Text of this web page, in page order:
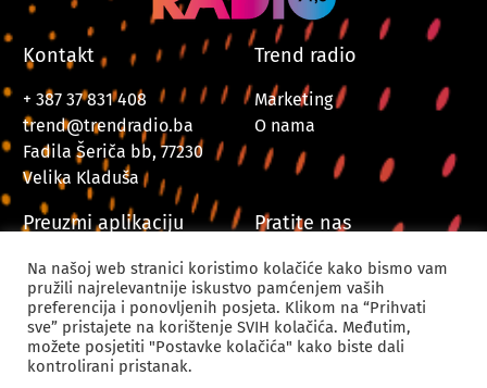
Kontakt
+ 387 37 831 408
trend@trendradio.ba
Fadila Šeriča bb, 77230
Velika Kladuša
Trend radio
Marketing
O nama
Preuzmi aplikaciju Pratite nas
Na našoj web stranici koristimo kolačiće kako bismo vam
pružili najrelevantnije iskustvo pamćenjem vaših
preferencija i ponovljenih posjeta. Klikom na “Prihvati
sve” pristajete na korištenje SVIH kolačića. Međutim,
možete posjetiti "Postavke kolačića" kako biste dali
kontrolirani pristanak.